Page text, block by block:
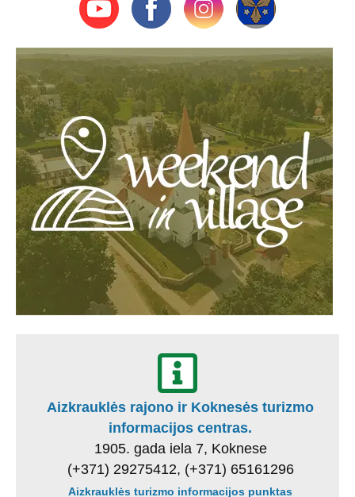
Aizkrauklės rajono ir Koknesės turizmo
informacijos centras.
1905. gada iela 7, Koknese
(+371) 29275412, (+371) 65161296
Aizkrauklės turizmo informacijos punktas